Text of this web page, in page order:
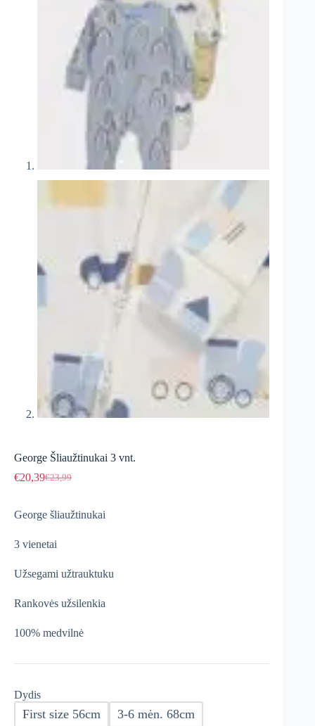
George Šliaužtinukai 3 vnt.
€23,99
Original
was:
€23,99.
€20,39Current
is:
€20,39.
George šliaužtinukai
3 vienetai
Užsegami užtrauktuku
Rankovės užsilenkia
100% medvilnė
Dydis
First size 56cm
3-6 mėn. 68cm